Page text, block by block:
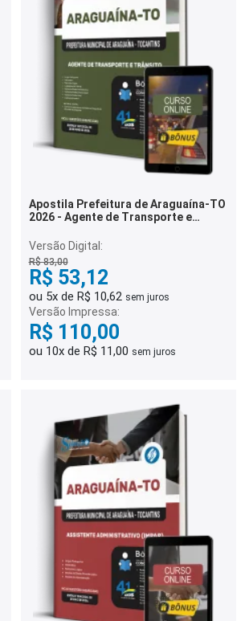
Apostila Prefeitura de Araguaína-TO
2026 - Agente de Transporte e
Versão Digital:
R$ 83,00
R$ 53,12
ou 5x de R$ 10,62 sem juros
Versão Impressa:
R$ 110,00
ou 10x de R$ 11,00 sem juros